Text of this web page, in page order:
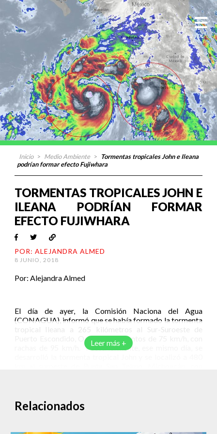
Inicio > Medio Ambiente >
Tormentas tropicales John e Ileana
podrían formar efecto Fujiwhara
Leer más +
TORMENTAS TROPICALES JOHN E
ILEANA PODRÍAN FORMAR
EFECTO FUJIWHARA
POR: ALEJANDRA ALMED
8 JUNIO, 2018
Por: Alejandra Almed
El día de ayer, la Comisión Naciona del Agua
(CONAGUA), informó que se había formado la tormenta
tropical Ileana a 265 kilómetros al Sur-Suroeste de
Puerto Escondido, Oaxaca, con vientos de 75 km/h, con
rachas de 95 km/h. Posteriormente, ese mismo día, se
Al día de hoy, entre el medio día y las 13:00 hrs, los dos
ciclones presentan la misma intensidad y una distancia de
Relacionados